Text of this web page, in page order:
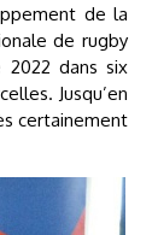
de la
de rugby
dans six
Jusqu’en
certainement